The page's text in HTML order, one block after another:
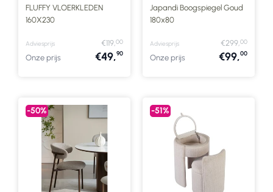
FLUFFY VLOERKLEDEN
160X230
Adviesprijs €119,00
Onze prijs €49,90
Japandi Boogspiegel Goud
180x80
Adviesprijs €299,00
Onze prijs €99,00
-50% -51%